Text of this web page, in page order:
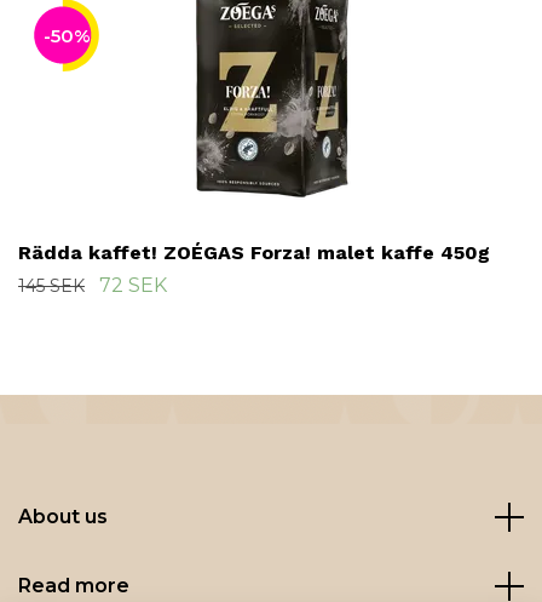
-50%
Rädda kaffet! ZOÉGAS Forza! malet kaffe 450g
145 SEK 72 SEK
About us
Read more